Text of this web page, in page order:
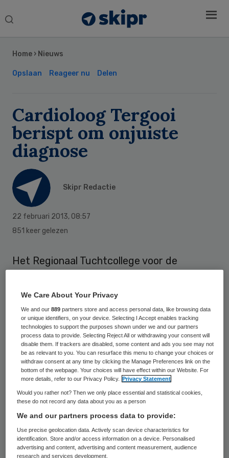
Search
Home › Nieuws
Opslaan Reageer nu Delen
Cardioloog Tergooi
berispt om onjuiste
diagnose
Skipr Redactie
22 februari 2013, 08:57
851 keer gelezen
Het Regionaal Tuchtcollege voor de
Plomp van Tergooiziekenhuizen Hilversum
berispt vanwege een onjuiste behandeling
dan wel verkeerde diagnose. Dat meldt De
Gooi- en Eemlander.
‘onvolledige’ diagnose
Tergooiziekenhuizen meldt dat het om een
klacht van een patiënt gaat over een
‘onvolledige’ diagnose. Het tuchtcollege
heeft de patiënt op 16 januari in het gelijk
Sidebar
We Care About Your Privacy
We and our889 partners store and access personal data, like browsing data
or unique identifiers, on your device. Selecting I Accept enables tracking
technologies to support the purposes shown under we and our partners
process data to provide. Selecting Reject All or withdrawing your consent will
disable them. If trackers are disabled, some content and ads you see may not
be as relevant to you. You can resurface this menu to change your choices or
withdraw consent at any time by clicking the Manage Preferences link on the
bottom of the webpage. Your choices will have effect within our Website. For
more details, refer to our Privacy Policy.
Privacy Statement
Would you rather not? Then we only place essential and statistical cookies,
these do not record any data about you as a person
We and our partners process data to provide:
Use precise geolocation data. Actively scan device characteristics for
identification. Store and/or access information on a device. Personalised
advertising and content, advertising and content measurement, audience
research and services development.